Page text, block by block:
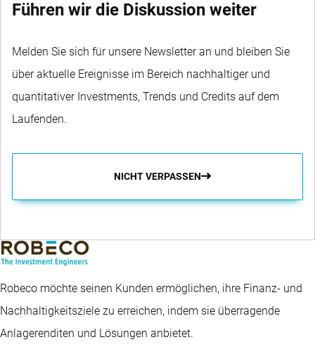
Führen wir die Diskussion weiter
Melden Sie sich für unsere Newsletter an und bleiben Sie
über aktuelle Ereignisse im Bereich nachhaltiger und
quantitativer Investments, Trends und Credits auf dem
Laufenden.
NICHT VERPASSEN
Robeco möchte seinen Kunden ermöglichen, ihre Finanz- und
Nachhaltigkeitsziele zu erreichen, indem sie überragende
Anlagerenditen und Lösungen anbietet.